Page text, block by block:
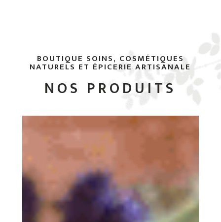
BOUTIQUE SOINS, COSMÉTIQUES
NATURELS ET ÉPICERIE ARTISANALE
NOS PRODUITS